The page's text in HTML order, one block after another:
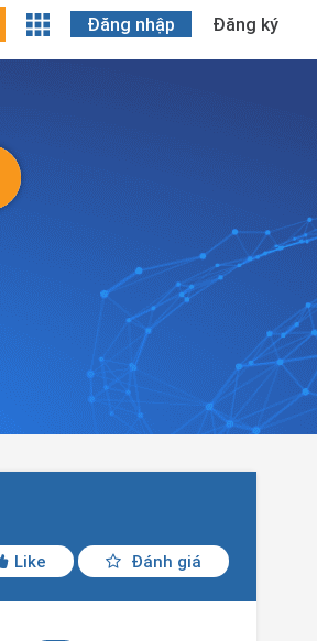
Đăng nhập Đăng ký
Like Đánh giá